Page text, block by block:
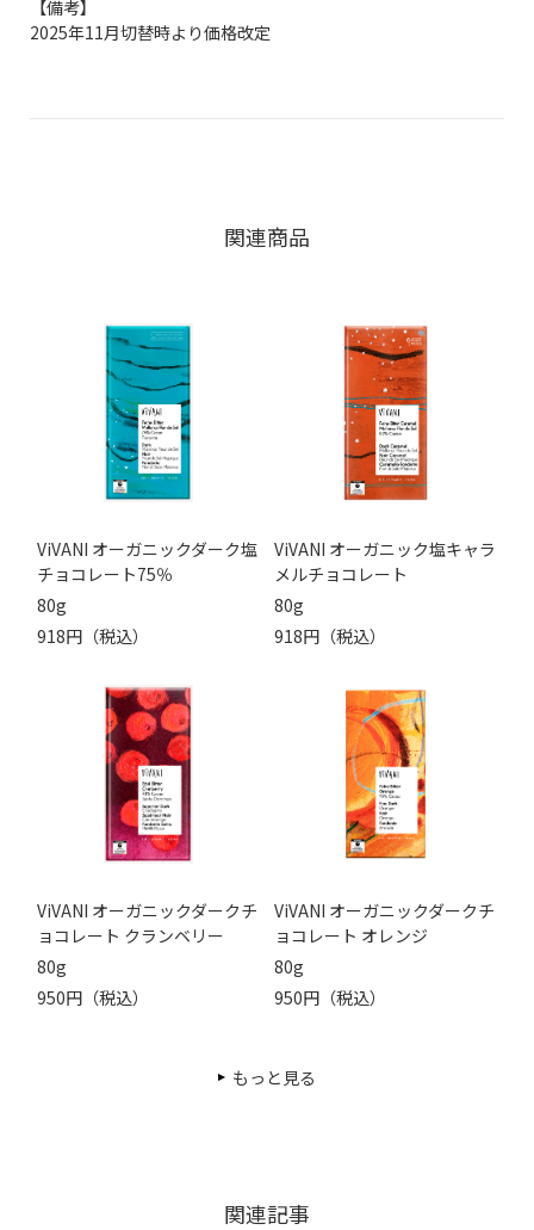
【備考】
2025年11月切替時より価格改定
関連商品
ViVANI オーガニックダーク塩
チョコレート75％
80g
918円（税込）
ViVANI オーガニック塩キャラ
メルチョコレート
80g
918円（税込）
ViVANI オーガニックダークチ
ョコレート クランベリー
80g
950円（税込）
ViVANI オーガニックダークチ
ョコレート オレンジ
80g
950円（税込）
もっと見る
関連記事